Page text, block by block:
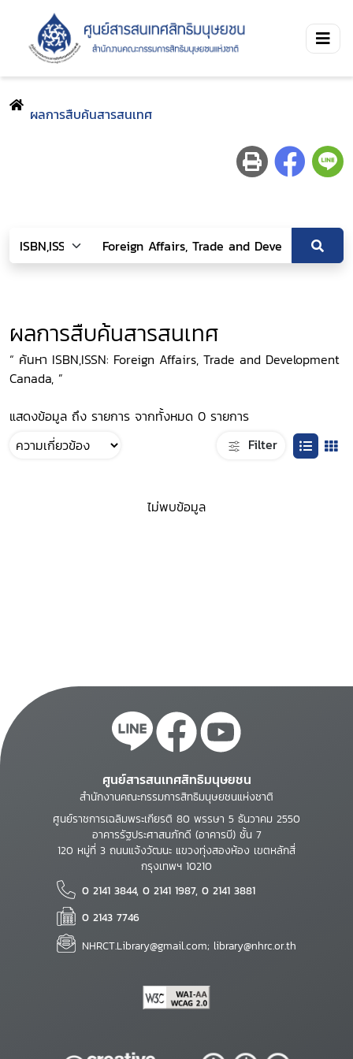
ผลการสืบค้นสารสนเทศ
ผลการสืบค้นสารสนเทศ
“ ค้นหา ISBN,ISSN: Foreign Affairs, Trade and Development
Canada, ”
แสดงข้อมูล ถึง รายการ จากทั้งหมด 0 รายการ
Filter
ไม่พบข้อมูล
ศูนย์สารสนเทศสิทธิมนุษยชน
สำนักงานคณะกรรมการสิทธิมนุษยชนแห่งชาติ
ศูนย์ราชการเฉลิมพระเกียรติ 80 พรรษา 5 ธันวาคม 2550
อาคารรัฐประศาสนภักดี (อาคารบี) ชั้น 7
120 หมู่ที่ 3 ถนนแจ้งวัฒนะ แขวงทุ่งสองห้อง เขตหลักสี่
กรุงเทพฯ 10210
0 2141 3844, 0 2141 1987, 0 2141 3881
0 2143 7746
NHRCT.Library@gmail.com; library@nhrc.or.th